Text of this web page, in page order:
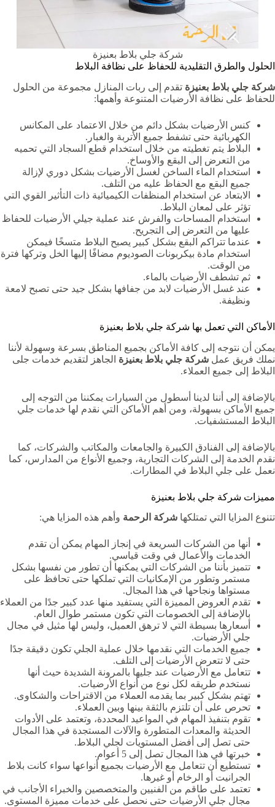
شركة جلي بلاط بعنيزة
الحلول والطرق التقليدية للحفاظ على نظافة البلاط
شركة جلي بلاط بعنيزة تقدم إلى ربات المنازل مجموعة من الحلول
للحفاظ على نظافة الأرضيات المتنوعة وأهمها:
كنس الأرضيات بشكل دائم من خلال الاعتماد على المكانس
الكهربائية حتى تشفط جميع الأتربة والغبار.
البلاط يتم تغطيته من خلال استخدام قطع السجاد التي تحميه
من التعرض إلى البقع والأوساخ.
استخدام الماء الساخن لغسل الأرضيات بشكل دوري لإزالة
جميع البقع مع الحفاظ عليه من التلف.
الابتعاد عن استخدام المنظفات الكيميائية ذات التأثير القوي التي
تؤثر على لمعان البلاط.
استخدام المساحات والفرش عند عملية جيلي الأرضيات للحفاظ
عليها من التعرض إلى التجريح.
عندما تتراكم البقع بشكل كبير يصبح البلاط متسخًا فيمكن
استخدام مادة بيكربونات الصوديوم مضافًا إليها الخل وتركها فترة
من الوقت.
ثم تشطف الأرضيات بالماء.
عند غسل الأرضيات لابد من جفافها بشكل جيد حتى تصبح لامعة
ونظيفة.
الأماكن التي تعمل بها شركة جلي بلاط بعنيزة
يمكن أن نتوجه إلى كافة الأماكن بجميع المناطق بسرعة وسهولة لأننا
نملك فريق عمل شركة جلي بلاط بعنيزة الجاهز لتقديم خدمات جلى
البلاط إلى جميع العملاء.
بالإضافة إلى أننا لدينا أسطول من السيارات يمكننا من التوجه إلى
جميع الأماكن بسهولة، ومن أهم الأماكن التي نقدم لها خدمات جلي
البلاط المستشفيات.
بالإضافة إلى الفنادق الكبيرة والجامعات والمكاتب والشركات، كما
نقدم الخدمة إلى الشركات التجارية، وجميع الأنواع من المدارس، كما
نعمل على جلي البلاط في المطارات.
مميزات شركة جلي بلاط بعنيزة
تتنوع المزايا التي تمتلكها شركة الرحمة وأهم هذه المزايا هي:
أنها من الشركات السريعة في إنجاز المهام يمكن أن تقدم
الخدمات والأعمال في وقت قياسي.
تتميز بأننا من الشركات التي يمكنها أن تطور من نفسها بشكل
مستمر وتطور من الإمكانيات التي تملكها حتى تحافظ على
مستواها ونجاحها في هذا المجال.
تقدم العروض المميزة التي يستفيد منها عدد كبير جدًا من العملاء
بالإضافة إلى الخصومات التي تكون مستمر طوال العام.
أسعارها بسيطة التي لا ترهق العميل، وليس لها مثيل في مجال
جلي الأرضيات.
جميع الخدمات التي نقدمها خلال عملية الجلي تكون دقيقة جدًا
حتى لا تتعرض الأرضيات إلى التلف.
تتعامل مع الأرضيات عند جليها بالمرونة الشديدة حيث أنها
نستخدم طريقه لكل نوع من أنواع الأرضيات.
تهتم بشكل كبير بما يقدمه العملاء من الاقتراحات والشكاوى.
تحرص على أن تلتزم بالثقة بينها وبين العملاء.
تقوم بتنفيذ المهام في المواعيد المحددة، وتعتمد على الأدوات
الحديثة والمعدات المتطورة والآلات المستجدة في هذا المجال
حتى تصل إلى أفضل المستويات لجلي البلاط.
خبرتها في هذا المجال تصل إلى 5 أعوام.
تستطيع أن تتعامل مع الأرضيات بجميع أنواعها سواء كانت بلاط
الجرانيت أو الرخام أو غيرها.
تعتمد على طاقم من الفنيين والمتخصصين والخبراء الأجانب في
مجال جلي الأرضيات حتى نحصل على خدمات مميزة المستوى.